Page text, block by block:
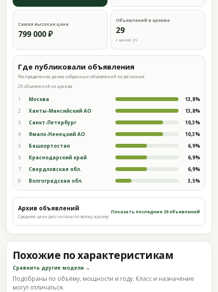
Самая высокая цена
799 000 ₽
Объявлений в архиве
29
с ценой: 29
Где публиковали объявления
Распределение ранее собранных объявлений по регионам.
29 объявлений из архива
1 Москва 13,8%
2 Ханты-Мансийский АО 13,8%
3 Санкт-Петербург 10,3%
4 Ямало-Ненецкий АО 10,3%
5 Башкортостан 6,9%
6 Краснодарский край 6,9%
7 Свердловская обл. 6,9%
8 Волгоградская обл. 3,5%
Архив объявлений
Средняя цена рассчитана по всему архиву
Показать последние 29 объявлений
Похожие по характеристикам
Сравнить другие модели →
Подобраны по объёму, мощности и году. Класс и назначение
могут отличаться.